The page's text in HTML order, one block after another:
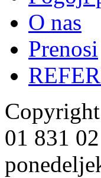
O nas
Prenosi
01 831